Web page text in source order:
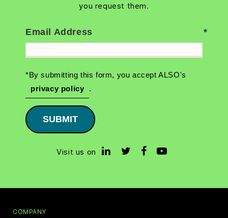
you request them.
Email Address
*By submitting this form, you accept ALSO's
privacy policy
.
SUBMIT
Visit us on
COMPANY